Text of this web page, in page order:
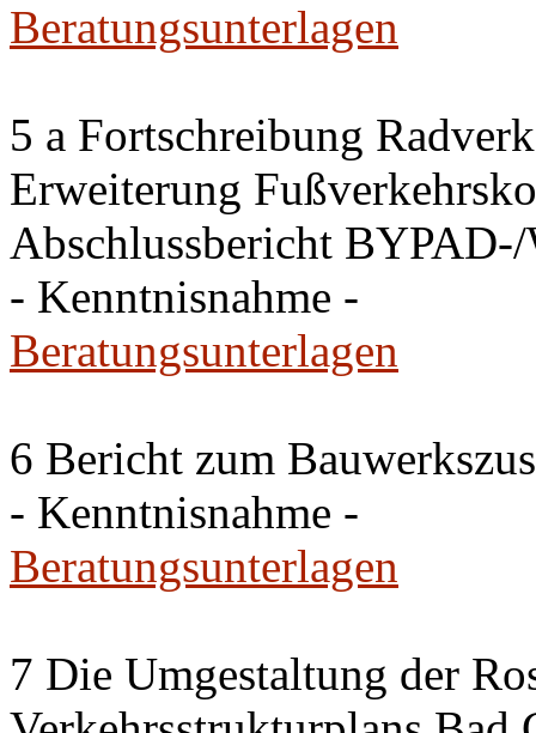
Beratungsunterlagen
5 a Fortschreibung
Erweiterung
Abschlussbericht
- Kenntnisnahme -
Beratungsunterlagen
6 Bericht zum
- Kenntnisnahme -
Beratungsunterlagen
7 Die Umgestaltung der